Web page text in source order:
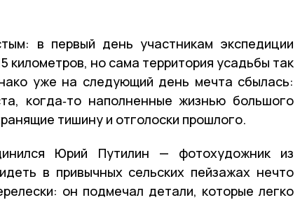
в первый день участникам экспедиции
километров, но сама территория усадьбы так
уже на следующий день мечта сбылась:
когда‑то наполненные жизнью большого
тишину и отголоски прошлого.
Юрий Путилин — фотохудожник из
в привычных сельских пейзажах нечто
он подмечал детали, которые легко